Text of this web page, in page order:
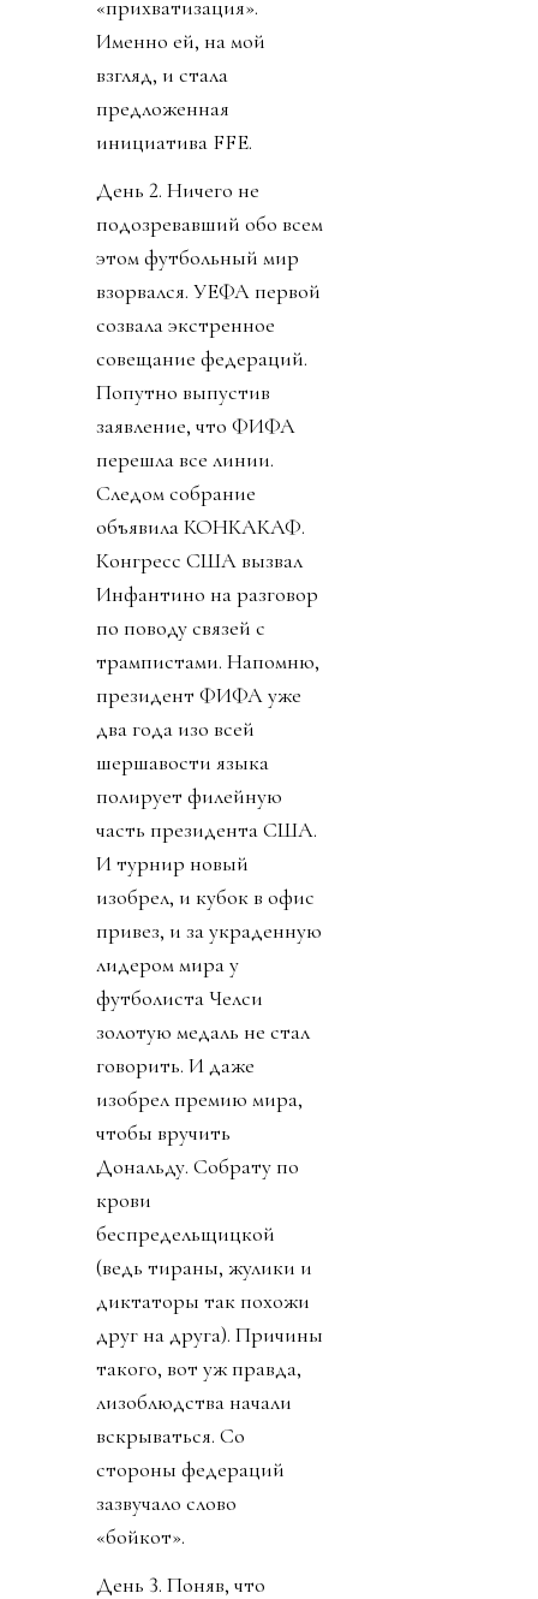
«прихватизация».
Именно ей, на мой
взгляд, и стала
предложенная
инициатива FFE.
День 2. Ничего не
подозревавший обо всем
этом футбольный мир
взорвался. УЕФА первой
созвала экстренное
совещание федераций.
Попутно выпустив
заявление, что ФИФА
перешла все линии.
Следом собрание
объявила КОНКАКАФ.
Конгресс США вызвал
Инфантино на разговор
по поводу связей с
трампистами. Напомню,
президент ФИФА уже
два года изо всей
шершавости языка
полирует филейную
часть президента США.
И турнир новый
изобрел, и кубок в офис
привез, и за украденную
лидером мира у
футболиста Челси
золотую медаль не стал
говорить. И даже
изобрел премию мира,
чтобы вручить
Дональду. Собрату по
крови
беспредельщицкой
(ведь тираны, жулики и
диктаторы так похожи
друг на друга). Причины
такого, вот уж правда,
лизоблюдства начали
вскрываться. Со
стороны федераций
зазвучало слово
«бойкот».
День 3. Поняв, что